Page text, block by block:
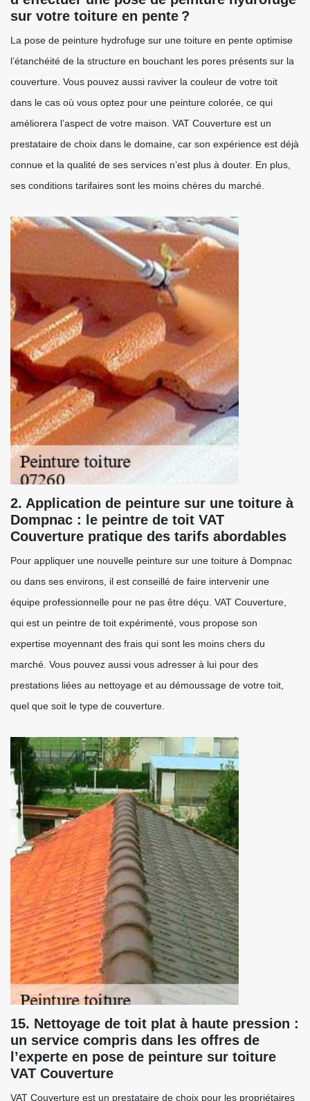
sur votre toiture en pente ?
La pose de peinture hydrofuge sur une toiture en pente optimise
l’étanchéité de la structure en bouchant les pores présents sur la
couverture. Vous pouvez aussi raviver la couleur de votre toit
dans le cas où vous optez pour une peinture colorée, ce qui
améliorera l’aspect de votre maison. VAT Couverture est un
prestataire de choix dans le domaine, car son expérience est déjà
connue et la qualité de ses services n’est plus à douter. En plus,
ses conditions tarifaires sont les moins chères du marché.
2. Application de peinture sur une toiture à
Dompnac : le peintre de toit VAT
Couverture pratique des tarifs abordables
Pour appliquer une nouvelle peinture sur une toiture à Dompnac
ou dans ses environs, il est conseillé de faire intervenir une
équipe professionnelle pour ne pas être déçu. VAT Couverture,
qui est un peintre de toit expérimenté, vous propose son
expertise moyennant des frais qui sont les moins chers du
marché. Vous pouvez aussi vous adresser à lui pour des
prestations liées au nettoyage et au démoussage de votre toit,
quel que soit le type de couverture.
15. Nettoyage de toit plat à haute pression :
un service compris dans les offres de
l’experte en pose de peinture sur toiture
VAT Couverture
VAT Couverture est un prestataire de choix pour les propriétaires